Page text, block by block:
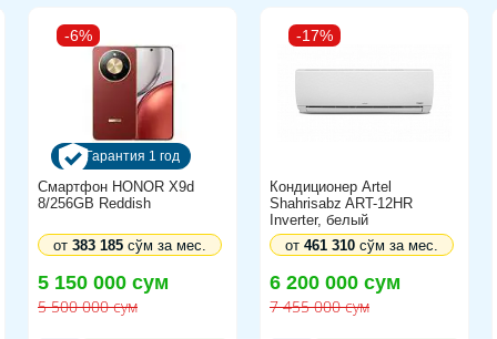
Дисплей
Тип матрицы: IPS
Покрытие экрана: Антибликовое покрытие
Частота смены кадров: 144 Гц
Разрешение дисплея: 1920 x 1080
________________________________________
Видеокарта
-6%
Гарантия 1 год
Смартфон HONOR X9d
8/256GB Reddish
5 150 000 сум
5 500 000 сум
от 383 185сўм за мес.
-17%
Кондиционер Artel
Shahrisabz ART-12HR
Inverter, белый
6 200 000 сум
7 455 000 сум
от 461 310сўм за мес.